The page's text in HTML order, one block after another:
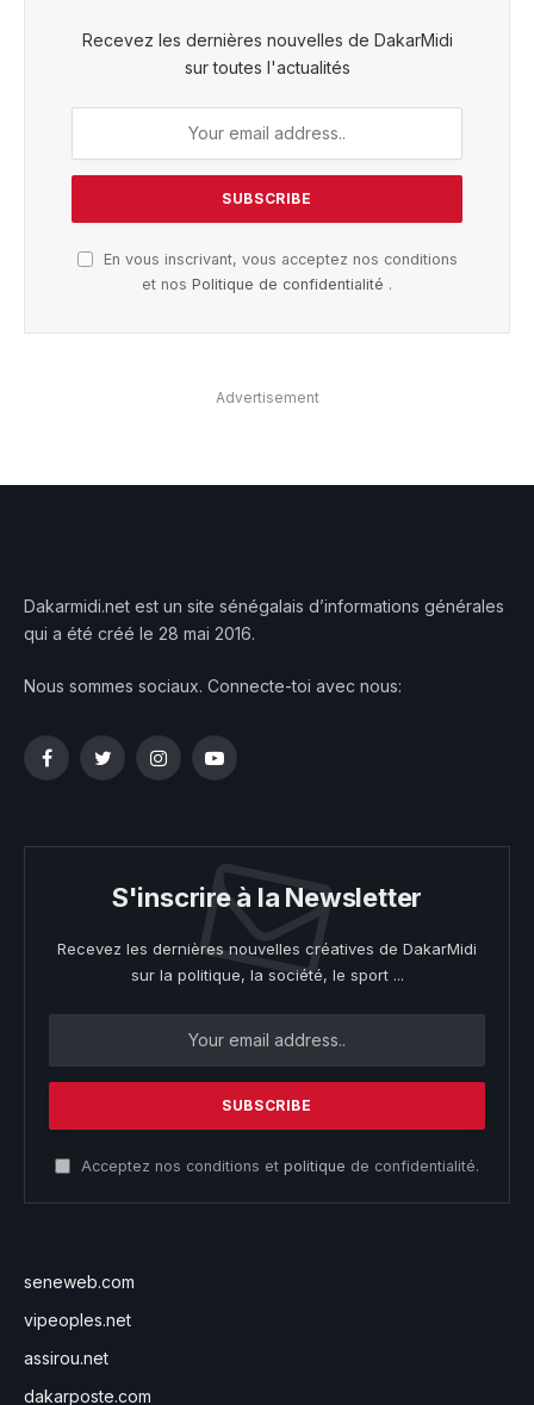
Recevez les dernières nouvelles de DakarMidi
sur toutes l'actualités
En vous inscrivant, vous acceptez nos conditions
et nos Politique de confidentialité .
Advertisement
Dakarmidi.net est un site sénégalais d’informations générales
qui a été créé le 28 mai 2016.
Nous sommes sociaux. Connecte-toi avec nous:
FacebookTwitterInstagramYouTube
S'inscrire à la Newsletter
Recevez les dernières nouvelles créatives de DakarMidi
sur la politique, la société, le sport ...
Acceptez nos conditions et politique de confidentialité.
seneweb.com
vipeoples.net
assirou.net
dakarposte.com